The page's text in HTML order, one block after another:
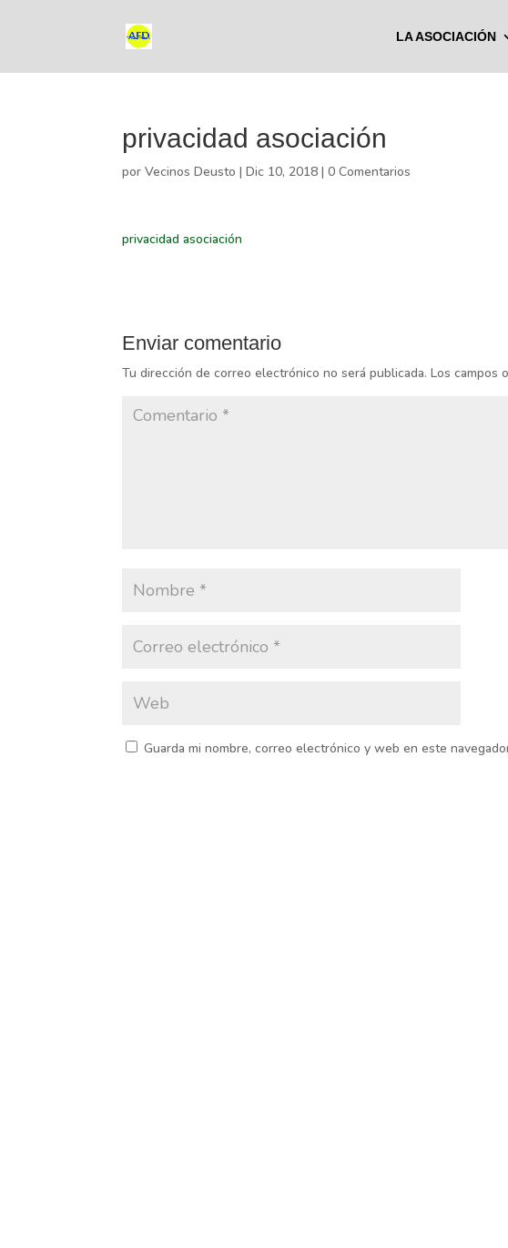
LA ASOCIACIÓN
privacidad asociación
porVecinos Deusto |Dic 10, 2018 |0 Comentarios
privacidad asociación
Enviar comentario
Tu dirección de correo electrónico no será publicada. Los campos
Guarda mi nombre, correo electrónico y web en este